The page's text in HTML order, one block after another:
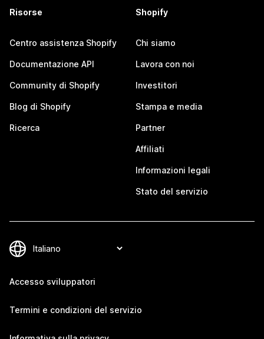
Risorse
Centro assistenza Shopify
Documentazione API
Community di Shopify
Blog di Shopify
Ricerca
Shopify
Chi siamo
Lavora con noi
Investitori
Stampa e media
Partner
Affiliati
Informazioni legali
Stato del servizio
Accesso sviluppatori
Termini e condizioni del servizio